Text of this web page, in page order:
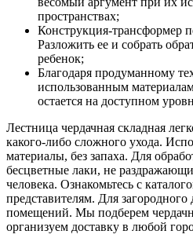
пространствах;
Конструкция-трансформер
Разложить ее и собрать
ребенок;
Благодаря продуманному
использованным
остается на доступном
Лестница чердачная складная
какого-либо сложного ухода.
материалы, без запаха. Для
бесцветные лаки, не
человека. Ознакомьтесь с
представителям. Для
помещений. Мы подберем
организуем доставку в любой